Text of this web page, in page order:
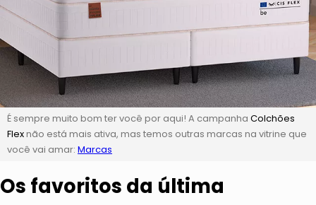
É sempre muito bom ter você por aqui! A campanha Colchões
Flexnão está mais ativa, mas temos outras marcas na vitrine que
você vai amar: Marcas
Os favoritos da última